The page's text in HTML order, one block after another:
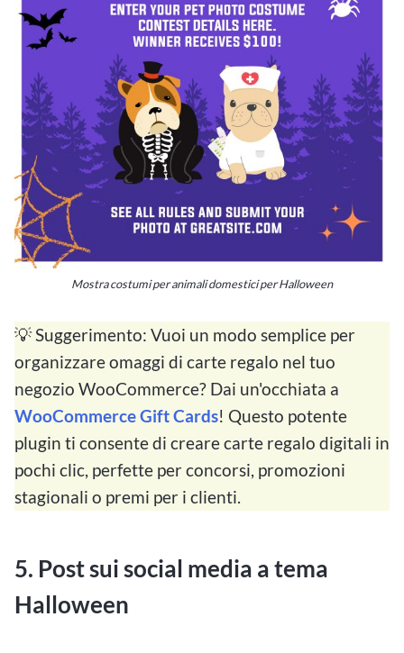
Mostra costumi per animali domestici per Halloween
💡 Suggerimento: Vuoi un modo semplice per
organizzare omaggi di carte regalo nel tuo
negozio WooCommerce? Dai un'occhiata a
WooCommerce Gift Cards! Questo potente
plugin ti consente di creare carte regalo digitali in
pochi clic, perfette per concorsi, promozioni
stagionali o premi per i clienti.
5. Post sui social media a tema
Halloween